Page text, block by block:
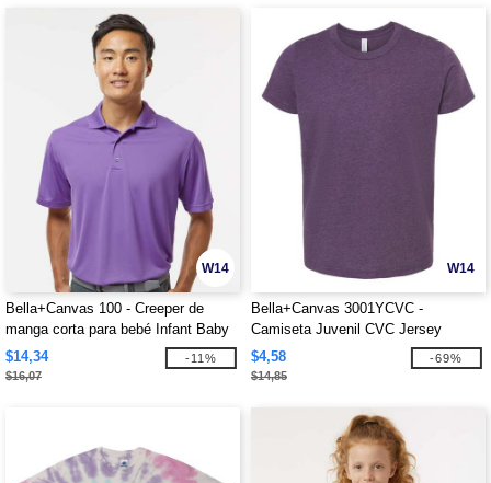
W14
Bella+Canvas 100 - Creeper de
manga corta para bebé Infant Baby
Rib
$14,34
$16,07
-11%
W14
Bella+Canvas 3001YCVC -
Camiseta Juvenil CVC Jersey
$4,58
$14,85
-69%